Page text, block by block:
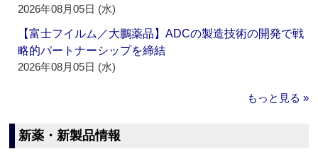
2026年08月05日 (水)
【富士フイルム／大鵬薬品】ADCの製造技術の開発で戦
略的パートナーシップを締結
2026年08月05日 (水)
もっと見る »
新薬・新製品情報